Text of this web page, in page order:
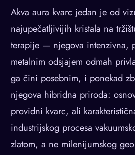
Akva aura kvarc jedan je od
najupečatljivijih kristala na
terapije — njegova intenzivna,
metalnim odsjajem odmah
ga čini posebnim, i ponekad
njegova hibridna priroda:
providni kvarc, ali
industrijskog procesa
zlatom, a ne milenijumskog